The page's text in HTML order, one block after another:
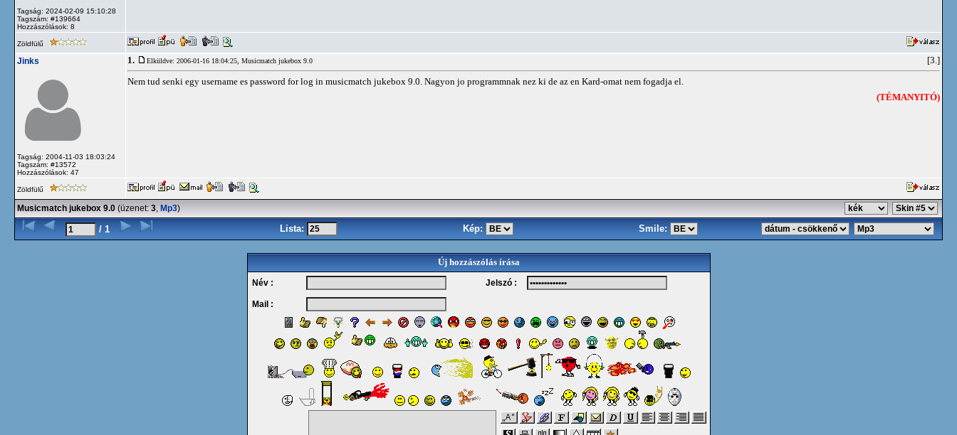
Tagság: 2024-02-09 15:10:28
Tagszám: #139664
Hozzászólások: 8
Zöldfülű
Jinks
Tagság: 2004-11-03 18:03:24
Tagszám: #13572
Hozzászólások: 47
1. Elküldve: 2006-01-16 18:04:25, Musicmatch jukebox 9.0 [3.]
Nem tud senki egy username es password for log in musicmatch jukebox 9.0. Nagyon jo programmnak nez ki de az en Kard-omat nem fogadja el.
(TÉMANYITÓ)
Zöldfülű
Musicmatch jukebox 9.0 (üzenet: 3, Mp3)
/ 1 Lista: Kép: Smile:
Új hozzászólás írása
Név : Jelszó :
Mail :